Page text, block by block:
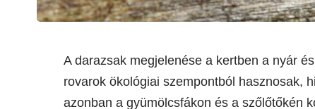
A darazsak megjelenése a kertben a nyár
rovarok ökológiai szempontból hasznosak,
azonban a gyümölcsfákon és a szőlőtőkén